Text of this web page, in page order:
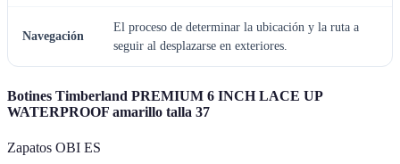
Navegación
El proceso de determinar la ubicación y la ruta a
seguir al desplazarse en exteriores.
Botines Timberland PREMIUM 6 INCH LACE UP
WATERPROOF amarillo talla 37
Zapatos OBI ES